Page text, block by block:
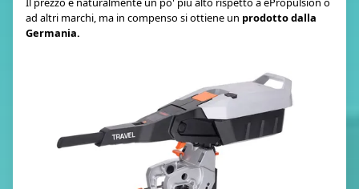
ad altri marchi, ma in compenso si ottiene un prodotto dalla
Germania.